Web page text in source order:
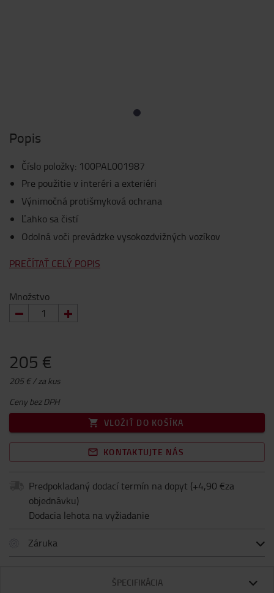
Popis
Číslo položky: 100PAL001987
Pre použitie v interéri a exteriéri
Výnimočná protišmyková ochrana
Ľahko sa čistí
Odolná voči prevádzke vysokozdvižných vozíkov
PREČÍTAŤ CELÝ POPIS
Množstvo
205 €
205 € / za kus
Ceny bez DPH
VLOŽIŤ DO KOŠÍKA
KONTAKTUJTE NÁS
Predpokladaný dodací termín na dopyt (+4,90 €za
objednávku)
Dodacia lehota na vyžiadanie
Záruka
ŠPECIFIKÁCIA